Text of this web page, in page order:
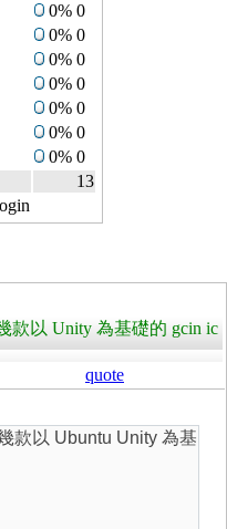
0% 0
0% 0
0% 0
0% 0
0% 0
0% 0
0% 0
13
以 Unity 為基礎的 gcin ic
quote
款以 Ubuntu Unity 為基